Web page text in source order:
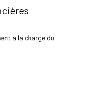
à la charge du